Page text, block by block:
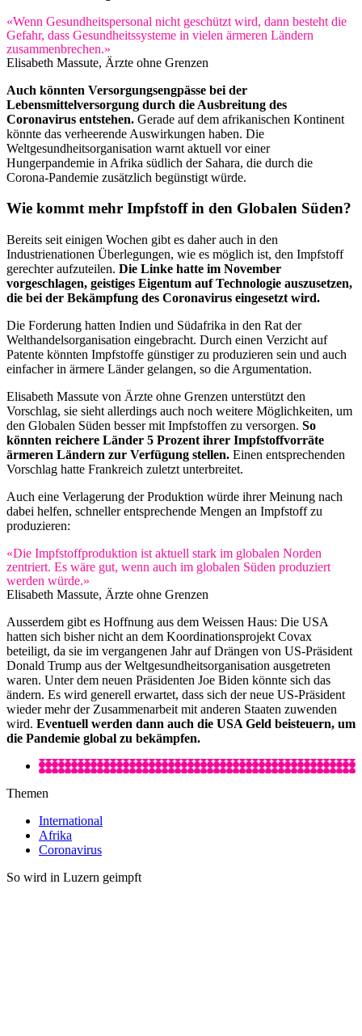
«Wenn Gesundheitspersonal nicht geschützt wird, dann besteht die
Gefahr, dass Gesundheitssysteme in vielen ärmeren Ländern
zusammenbrechen.»
Elisabeth Massute, Ärzte ohne Grenzen
Auch könnten Versorgungsengpässe bei der
Lebensmittelversorgung durch die Ausbreitung des
Coronavirus entstehen. Gerade auf dem afrikanischen Kontinent
könnte das verheerende Auswirkungen haben. Die
Weltgesundheitsorganisation warnt aktuell vor einer
Hungerpandemie in Afrika südlich der Sahara, die durch die
Corona-Pandemie zusätzlich begünstigt würde.
Wie kommt mehr Impfstoff in den Globalen Süden?
Bereits seit einigen Wochen gibt es daher auch in den
Industrienationen Überlegungen, wie es möglich ist, den Impfstoff
gerechter aufzuteilen. Die Linke hatte im November
vorgeschlagen, geistiges Eigentum auf Technologie auszusetzen,
die bei der Bekämpfung des Coronavirus eingesetzt wird.
Die Forderung hatten Indien und Südafrika in den Rat der
Welthandelsorganisation eingebracht. Durch einen Verzicht auf
Patente könnten Impfstoffe günstiger zu produzieren sein und auch
einfacher in ärmere Länder gelangen, so die Argumentation.
Elisabeth Massute von Ärzte ohne Grenzen unterstützt den
Vorschlag, sie sieht allerdings auch noch weitere Möglichkeiten, um
den Globalen Süden besser mit Impfstoffen zu versorgen. So
könnten reichere Länder 5 Prozent ihrer Impfstoffvorräte
ärmeren Ländern zur Verfügung stellen. Einen entsprechenden
Vorschlag hatte Frankreich zuletzt unterbreitet.
Auch eine Verlagerung der Produktion würde ihrer Meinung nach
dabei helfen, schneller entsprechende Mengen an Impfstoff zu
produzieren:
«Die Impfstoffproduktion ist aktuell stark im globalen Norden
zentriert. Es wäre gut, wenn auch im globalen Süden produziert
werden würde.»
Elisabeth Massute, Ärzte ohne Grenzen
Ausserdem gibt es Hoffnung aus dem Weissen Haus: Die USA
hatten sich bisher nicht an dem Koordinationsprojekt Covax
beteiligt, da sie im vergangenen Jahr auf Drängen von US-Präsident
Donald Trump aus der Weltgesundheitsorganisation ausgetreten
waren. Unter dem neuen Präsidenten Joe Biden könnte sich das
ändern. Es wird generell erwartet, dass sich der neue US-Präsident
wieder mehr der Zusammenarbeit mit anderen Staaten zuwenden
wird. Eventuell werden dann auch die USA Geld beisteuern, um
die Pandemie global zu bekämpfen.
Themen
International
Afrika
Coronavirus
So wird in Luzern geimpft